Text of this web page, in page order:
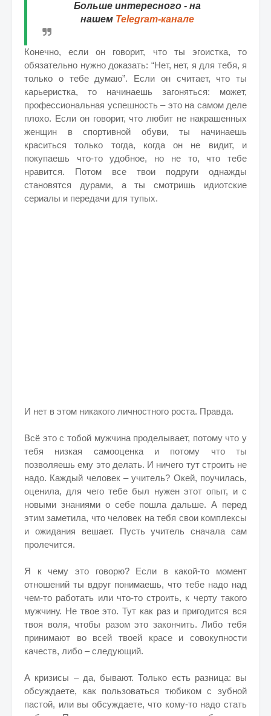
Больше интересного - на
нашем Telegram-канале
Конечно, если он говорит, что ты эгоистка, то
обязательно нужно доказать: “Нет, нет, я для тебя, я
только о тебе думаю”. Если он считает, что ты
карьеристка, то начинаешь загоняться: может,
профессиональная успешность – это на самом деле
плохо. Если он говорит, что любит не накрашенных
женщин в спортивной обуви, ты начинаешь
краситься только тогда, когда он не видит, и
покупаешь что-то удобное, но не то, что тебе
нравится. Потом все твои подруги однажды
становятся дурами, а ты смотришь идиотские
сериалы и передачи для тупых.
И нет в этом никакого личностного роста. Правда.
Всё это с тобой мужчина проделывает, потому что у
тебя низкая самооценка и потому что ты
позволяешь ему это делать. И ничего тут строить не
надо. Каждый человек – учитель? Окей, поучилась,
оценила, для чего тебе был нужен этот опыт, и с
новыми знаниями о себе пошла дальше. А перед
этим заметила, что человек на тебя свои комплексы
и ожидания вешает. Пусть учитель сначала сам
пролечится.
Я к чему это говорю? Если в какой-то момент
отношений ты вдруг понимаешь, что тебе надо над
чем-то работать или что-то строить, к черту такого
мужчину. Не твое это. Тут как раз и пригодится вся
твоя воля, чтобы разом это закончить. Либо тебя
принимают во всей твоей красе и совокупности
качеств, либо – следующий.
А кризисы – да, бывают. Только есть разница: вы
обсуждаете, как пользоваться тюбиком с зубной
пастой, или вы обсуждаете, что кому-то надо стать